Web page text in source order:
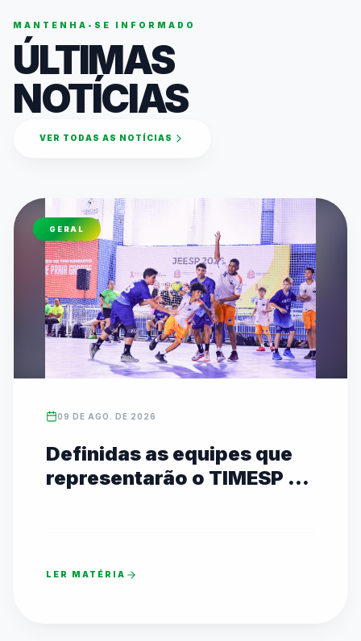
MANTENHA-SE INFORMADO
ÚLTIMAS
NOTÍCIAS
VER TODAS AS NOTÍCIAS
GERAL
09 DE AGO. DE 2026
Definidas as equipes que
representarão o TIMESP no
LER MATÉRIA